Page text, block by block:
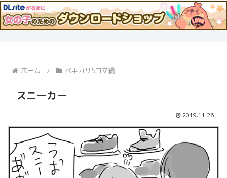
ホーム ペキガサ5コマ編
スニーカー
2019.11.26